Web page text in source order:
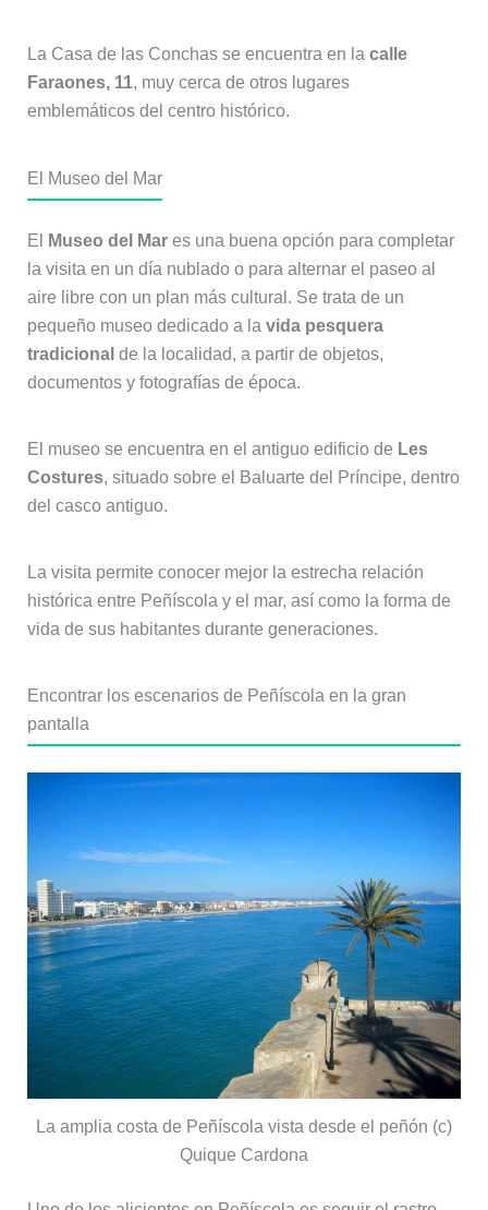
La Casa de las Conchas se encuentra en la calle
Faraones, 11, muy cerca de otros lugares
emblemáticos del centro histórico.
El Museo del Mar
El Museo del Mares una buena opción para completar
la visita en un día nublado o para alternar el paseo al
aire libre con un plan más cultural. Se trata de un
pequeño museo dedicado a la vida pesquera
tradicional de la localidad, a partir de objetos,
documentos y fotografías de época.
El museo se encuentra en el antiguo edificio de Les
Costures, situado sobre el Baluarte del Príncipe, dentro
del casco antiguo.
La visita permite conocer mejor la estrecha relación
histórica entre Peñíscola y el mar, así como la forma de
vida de sus habitantes durante generaciones.
Encontrar los escenarios de Peñíscola en la gran
pantalla
La amplia costa de Peñíscola vista desde el peñón (c)
Quique Cardona